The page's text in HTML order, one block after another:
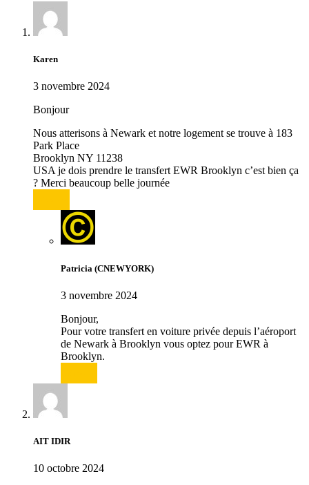
Karen
3 novembre 2024
Bonjour
Nous atterisons à Newark et notre logement se trouve à 183
Park Place
Brooklyn NY 11238
USA je dois prendre le transfert EWR Brooklyn c’est bien ça
? Merci beaucoup belle journée
Patricia (CNEWYORK)
3 novembre 2024
Bonjour,
Pour votre transfert en voiture privée depuis l’aéroport
de Newark à Brooklyn vous optez pour EWR à
Brooklyn.
AIT IDIR
10 octobre 2024